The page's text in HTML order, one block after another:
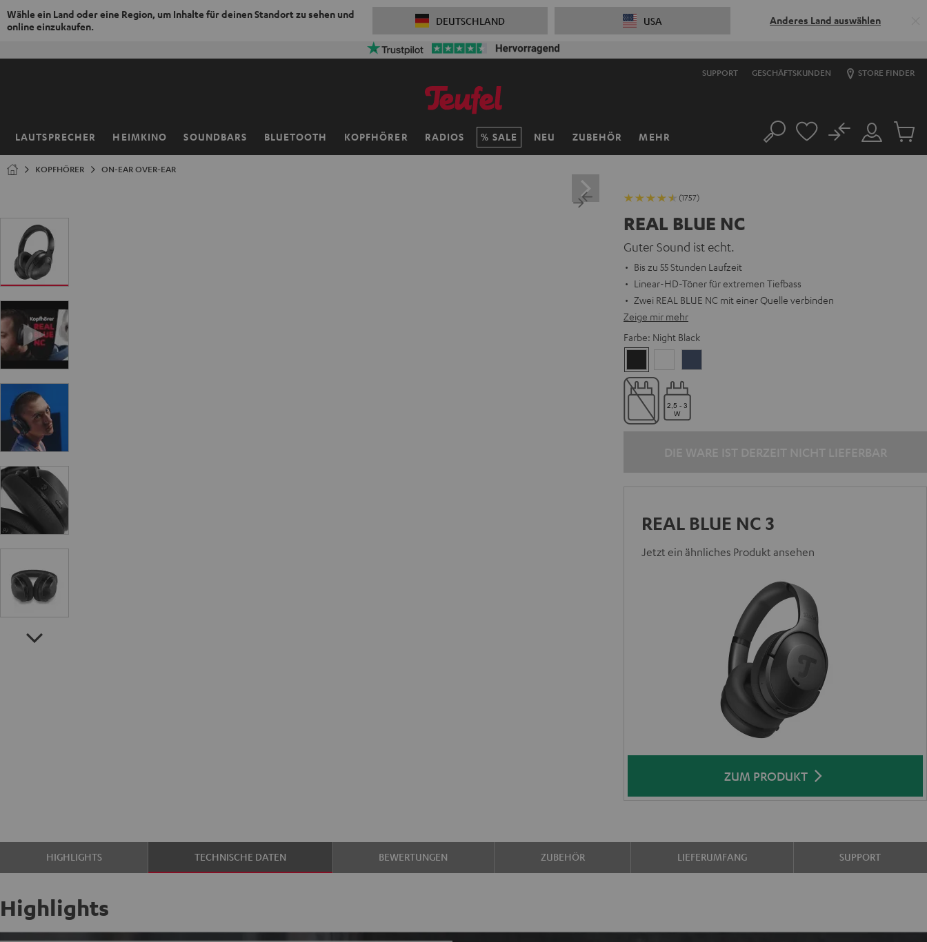
Wähle ein Land oder eine Region, um Inhalte für deinen Standort zu sehen und
online einzukaufen.
DEUTSCHLAND USA Anderes Land auswählen
SUPPORT GESCHÄFTSKUNDEN STORE FINDER
LAUTSPRECHER HEIMKINO SOUNDBARS BLUETOOTH KOPFHÖRER RADIOS SALE NEU ZUBEHÖR MEHR
Startseite Suche
Mein
Konto
No
Artikel
KOPFHÖRER ON-EAR OVER-EAR
(1757)
REAL BLUE NC
Guter Sound ist echt.
Bis zu 55 Stunden Laufzeit
Linear-HD-Töner für extremen Tiefbass
Zwei REAL BLUE NC mit einer Quelle verbinden
Zeige mir mehr
Farbe: Night Black
Black
White
REAL BLUE NC 3
Jetzt ein ähnliches Produkt ansehen
ZUM PRODUKT
HIGHLIGHTS TECHNISCHE DATEN BEWERTUNGEN ZUBEHÖR LIEFERUMFANG SUPPORT
Highlights